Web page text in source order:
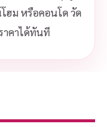
ฮม หรือคอนโด วัด
าคาได้ทันที